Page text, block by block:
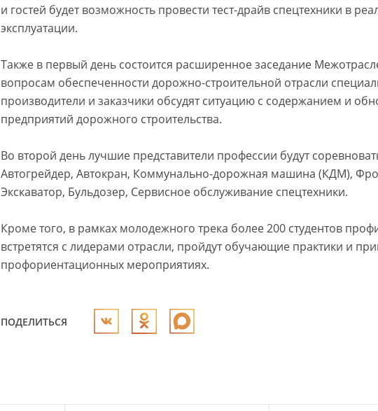
и гостей будет возможность провести тест-драйв спецтехники в
эксплуатации.
Также в первый день состоится расширенное заседание
вопросам обеспеченности дорожно-строительной отрасли
производители и заказчики обсудят ситуацию с содержанием и
предприятий дорожного строительства.
Во второй день лучшие представители профессии будут
Автогрейдер, Автокран, Коммунально-дорожная машина (КДМ),
Экскаватор, Бульдозер, Сервисное обслуживание спецтехники.
Кроме того, в рамках молодежного трека более 200 студентов
встретятся с лидерами отрасли, пройдут обучающие практики и
профориентационных мероприятиях.
ПОДЕЛИТЬСЯ